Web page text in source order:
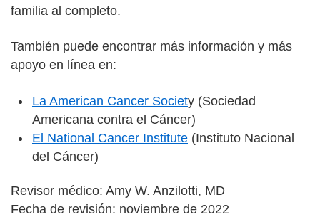
familia al completo.
También puede encontrar más información y más
apoyo en línea en:
La American Cancer Society (Sociedad
Americana contra el Cáncer)
El National Cancer Institute (Instituto Nacional
del Cáncer)
Revisor médico: Amy W. Anzilotti, MD
Fecha de revisión: noviembre de 2022